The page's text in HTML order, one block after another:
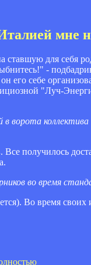
мне
ставшую для себя
-
себе
"Луч-
в ворота
получилось
во время
Во время